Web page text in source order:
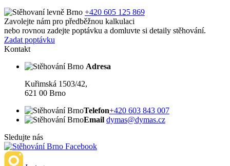
+420 605 125 869
Zavolejte nám pro předběžnou kalkulaci
nebo rovnou zadejte poptávku a domluvte si detaily stěhování.
Zadat poptávku
Kontakt
Adresa
Kuřimská 1503/42,
621 00 Brno
Telefon+420 603 843 007
Email dymas@dymas.cz
Sledujte nás
Facebook